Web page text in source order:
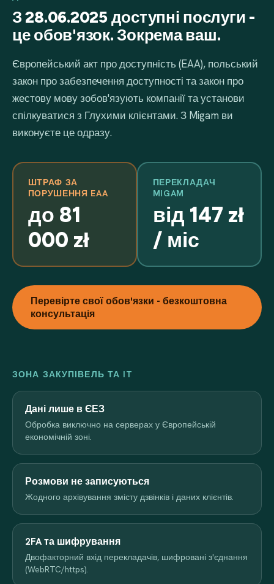
З 28.06.2025 доступні послуги -
це обов'язок. Зокрема ваш.
Європейський акт про доступність (EAA), польський
закон про забезпечення доступності та закон про
жестову мову зобов'язують компанії та установи
спілкуватися з Глухими клієнтами. З Migam ви
виконуєте це одразу.
ШТРАФ ЗА
ПОРУШЕННЯ EAA
до 81
000 zł
ПЕРЕКЛАДАЧ
MIGAM
від 147 zł
/ міс
Перевірте свої обов'язки - безкоштовна
консультація
ЗОНА ЗАКУПІВЕЛЬ ТА IT
Дані лише в ЄЕЗ
Обробка виключно на серверах у Європейській
економічній зоні.
Розмови не записуються
Жодного архівування змісту дзвінків і даних клієнтів.
2FA та шифрування
Двофакторний вхід перекладачів, шифровані з'єднання
(WebRTC/https).